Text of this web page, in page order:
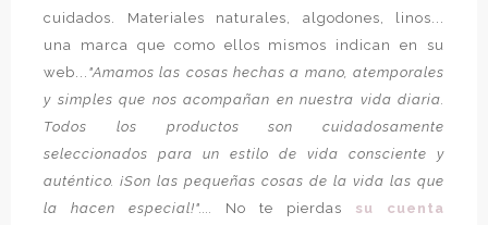
cuidados. Materiales naturales, algodones, linos...
una marca que como ellos mismos indican en su
web... "Amamos las cosas hechas a mano, atemporales
y simples que nos acompañan en nuestra vida diaria.
Todos los productos son cuidadosamente
seleccionados para un estilo de vida consciente y
auténtico. ¡Son las pequeñas cosas de la vida las que
la hacen especial!".... No te pierdas su cuenta